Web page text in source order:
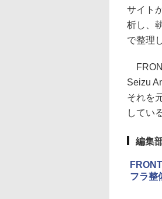
サイト
析し、
で整理
Seizu
それを
してい
編集
フラ整